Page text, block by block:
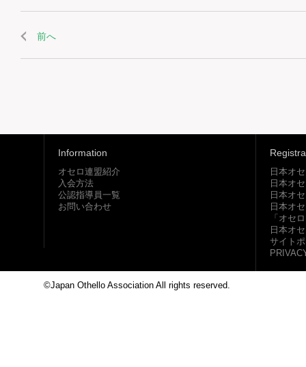
前へ
Information
オセロ連盟紹介
入会方法
公認指導員一覧
お問い合わせ
日本オ
日本オ
日本オ
日本オ
「オセ
日本オ
サイト
©Japan Othello Association All rights reserved.